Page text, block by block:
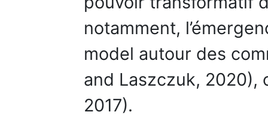
notamment,
model autour des
and Laszczuk, 2020),
2017).